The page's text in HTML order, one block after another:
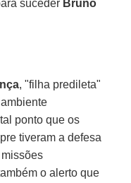
suceder Bruno
, "filha predileta"
ponto que os
tiveram a defesa
o alerto que